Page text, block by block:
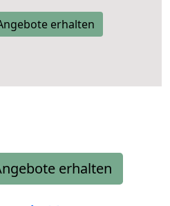
erhalten
erhalten